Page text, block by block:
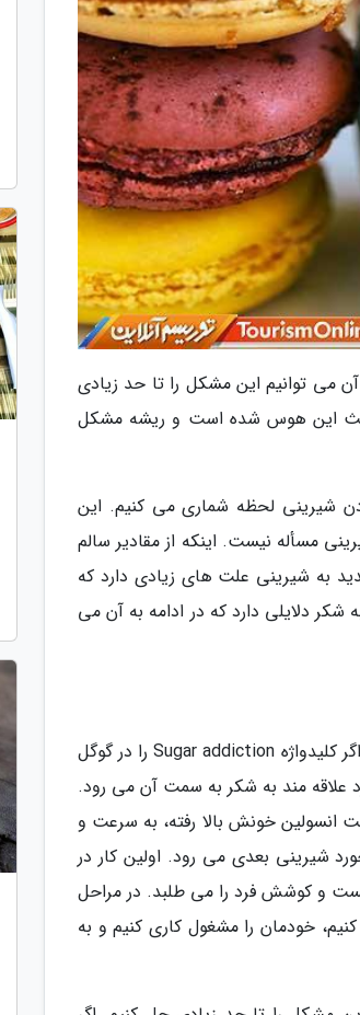
می توانیم این مشکل را تا حد زیادی
این هوس شده است و ریشه مشکل
شیرینی لحظه شماری می کنیم. این
مسأله نیست. اینکه از مقادیر سالم
به شیرینی علت های زیادی دارد که
دلایلی دارد که در ادامه به آن می
شیرینی جات خاصیت اعتیادآور دارند و هرچه بخورید دلتان بیشتر از آن می خواهد. اگر کلیدواژه Sugar addiction را در گوگل
علاقه مند به شکر به سمت آن می رود.
انسولین خونش بالا رفته، به سرعت و
شیرینی بعدی می رود. اولین کار در
و کوشش فرد را می طلبد. در مراحل
خودمان را مشغول کاری کنیم و به